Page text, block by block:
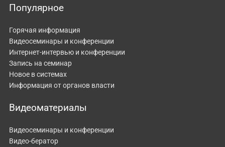
Популярное
Горячая информация
Видеосеминары и конференции
Интернет-интервью и конференции
Запись на семинар
Новое в системах
Информация от органов власти
Видеоматериалы
Видеосеминары и конференции
Видео-бератор